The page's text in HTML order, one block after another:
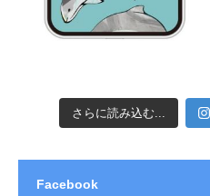
さらに読み込む...
Facebook